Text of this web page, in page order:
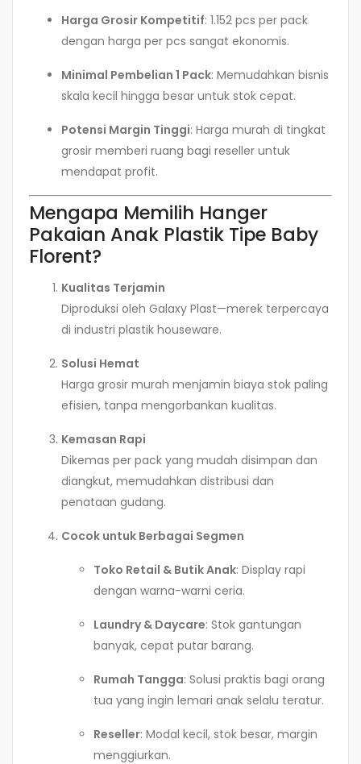
Harga Grosir Kompetitif: 1.152 pcs per pack
dengan harga per pcs sangat ekonomis.
Minimal Pembelian 1 Pack: Memudahkan bisnis
skala kecil hingga besar untuk stok cepat.
Potensi Margin Tinggi: Harga murah di tingkat
grosir memberi ruang bagi reseller untuk
mendapat profit.
Mengapa Memilih Hanger
Pakaian Anak Plastik Tipe Baby
Florent?
Kualitas Terjamin
Diproduksi oleh Galaxy Plast—merek terpercaya
di industri plastik houseware.
Solusi Hemat
Harga grosir murah menjamin biaya stok paling
efisien, tanpa mengorbankan kualitas.
Kemasan Rapi
Dikemas per pack yang mudah disimpan dan
diangkut, memudahkan distribusi dan
penataan gudang.
Cocok untuk Berbagai Segmen
Toko Retail & Butik Anak: Display rapi
dengan warna-warni ceria.
Laundry & Daycare: Stok gantungan
banyak, cepat putar barang.
Rumah Tangga: Solusi praktis bagi orang
tua yang ingin lemari anak selalu teratur.
Reseller: Modal kecil, stok besar, margin
menggiurkan.